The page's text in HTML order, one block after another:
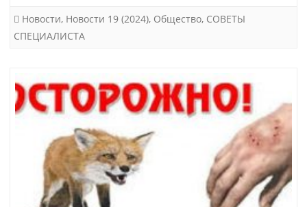
Новости, Новости 19 (2024), Общество, СОВЕТЫ
СПЕЦИАЛИСТА